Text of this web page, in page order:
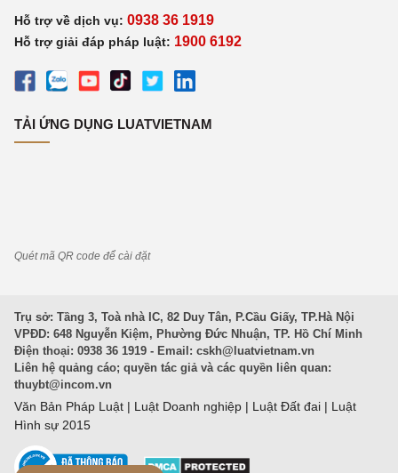
Hỗ trợ về dịch vụ: 0938 36 1919
Hỗ trợ giải đáp pháp luật: 1900 6192
TẢI ỨNG DỤNG LUATVIETNAM
Quét mã QR code để cài đặt
Trụ sở: Tầng 3, Toà nhà IC, 82 Duy Tân, P.Cầu Giấy, TP.Hà Nội
VPĐD: 648 Nguyễn Kiệm, Phường Đức Nhuận, TP. Hồ Chí Minh
Điện thoại: 0938 36 1919 - Email: cskh@luatvietnam.vn
Liên hệ quảng cáo; quyền tác giả và các quyền liên quan:
thuybt@incom.vn
Văn Bản Pháp Luật | Luật Doanh nghiệp | Luật Đất đai | Luật
Hình sự 2015